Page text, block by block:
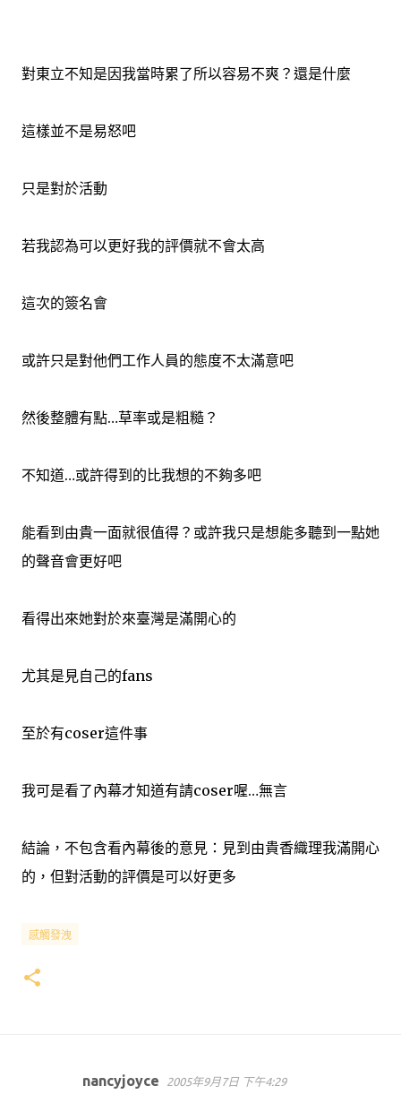
對東立不知是因我當時累了所以容易不爽？還是什麼
這樣並不是易怒吧
只是對於活動
若我認為可以更好我的評價就不會太高
這次的簽名會
或許只是對他們工作人員的態度不太滿意吧
然後整體有點…草率或是粗糙？
不知道…或許得到的比我想的不夠多吧
能看到由貴一面就很值得？或許我只是想能多聽到一點她
的聲音會更好吧
看得出來她對於來臺灣是滿開心的
尤其是見自己的fans
至於有coser這件事
我可是看了內幕才知道有請coser喔…無言
結論，不包含看內幕後的意見：見到由貴香織理我滿開心
的，但對活動的評價是可以好更多
感觸發洩
nancyjoyce 2005年9月7日 下午4:29